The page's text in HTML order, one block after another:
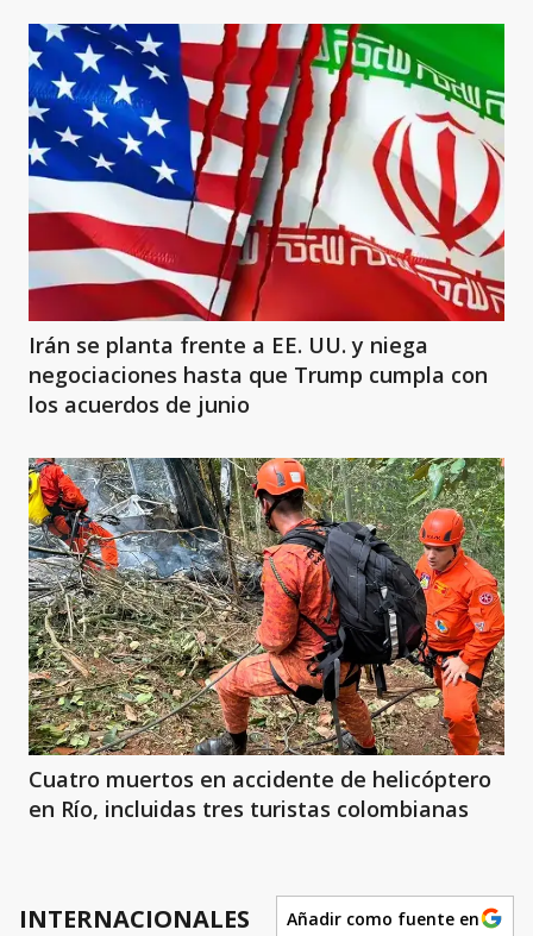
Irán se planta frente a EE. UU. y niega
negociaciones hasta que Trump cumpla con
los acuerdos de junio
Cuatro muertos en accidente de helicóptero
en Río, incluidas tres turistas colombianas
INTERNACIONALES Añadir como fuente en